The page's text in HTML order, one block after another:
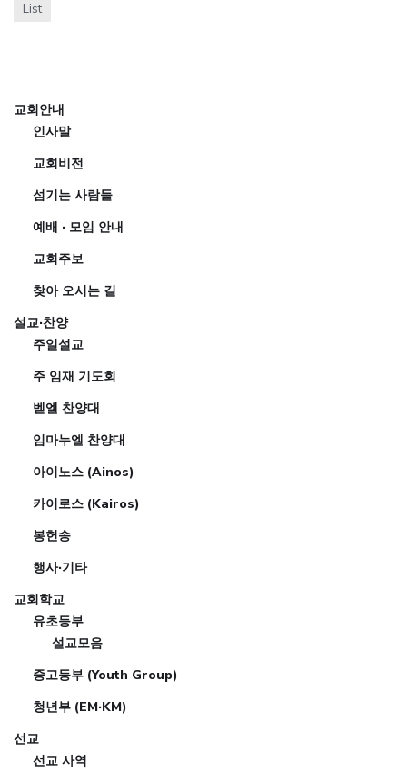
List
교회안내
인사말
교회비전
섬기는 사람들
예배 · 모임 안내
교회주보
찾아 오시는 길
설교·찬양
주일설교
주 임재 기도회
벧엘 찬양대
임마누엘 찬양대
아이노스 (Ainos)
카이로스 (Kairos)
봉헌송
행사·기타
교회학교
유초등부
설교모음
중고등부 (Youth Group)
청년부 (EM·KM)
선교
선교 사역